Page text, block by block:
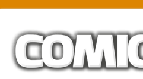
content